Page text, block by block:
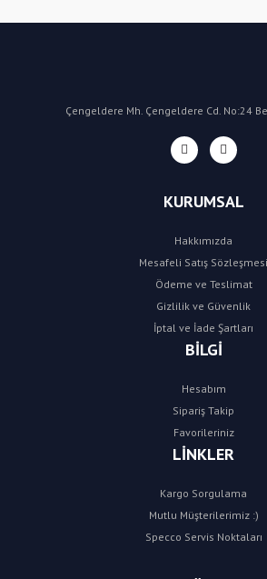
Çengeldere Mh. Çengeldere Cd. No:24
KURUMSAL
Hakkımızda
Mesafeli Satış Sözleşmesi
Ödeme ve Teslimat
Gizlilik ve Güvenlik
İptal ve İade Şartları
BİLGİ
Hesabım
Sipariş Takip
Favorileriniz
LİNKLER
Kargo Sorgulama
Mutlu Müşterilerimiz :)
Specco Servis Noktaları